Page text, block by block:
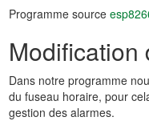
Programme source
Modification
Dans notre programme
du fuseau horaire, pour
gestion des alarmes.